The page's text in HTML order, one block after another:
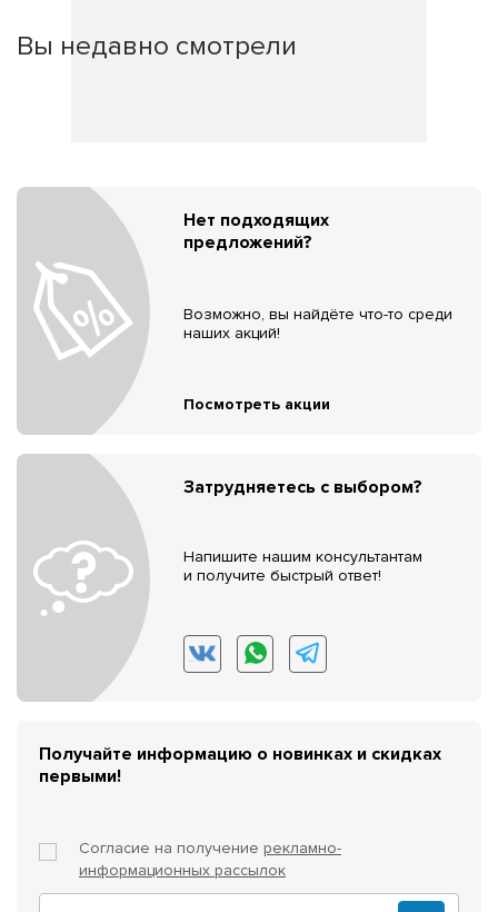
Вы недавно смотрели
Нет подходящих
предложений?
Возможно, вы найдёте что-то среди
наших акций!
Посмотреть акции
Затрудняетесь с выбором?
Напишите нашим консультантам
и получите быстрый ответ!
Получайте информацию о новинках и скидках
первыми!
Согласие на получение рекламно-
информационных рассылок